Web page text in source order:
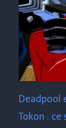
Deadpool
Tokon :